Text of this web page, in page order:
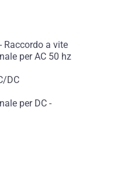
Raccordo a vite
per AC 50 hz
DC
per DC-